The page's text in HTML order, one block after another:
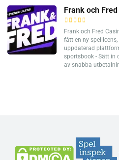
Frank och
Frank och Fred
fått en ny
uppdaterad
sportsbook - Sätt in
av snabba